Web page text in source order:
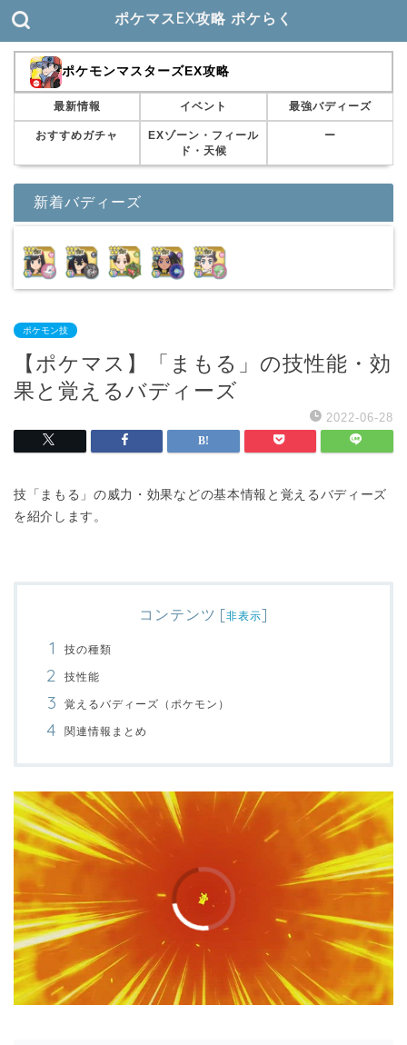
ポケマスEX攻略 ポケらく
ポケモンマスターズEX攻略
最新情報 イベント 最強バディーズ
おすすめガチャ
EXゾーン・フィール
ド・天候
ー
新着バディーズ
ポケモン技
【ポケマス】「まもる」の技性能・効
果と覚えるバディーズ
2022-06-28
技「まもる」の威力・効果などの基本情報と覚えるバディーズ
を紹介します。
コンテンツ [非表示]
技の種類
技性能
覚えるバディーズ（ポケモン）
関連情報まとめ
00:00 /01:00